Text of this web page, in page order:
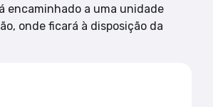
encaminhado a uma unidade
onde ficará à disposição da